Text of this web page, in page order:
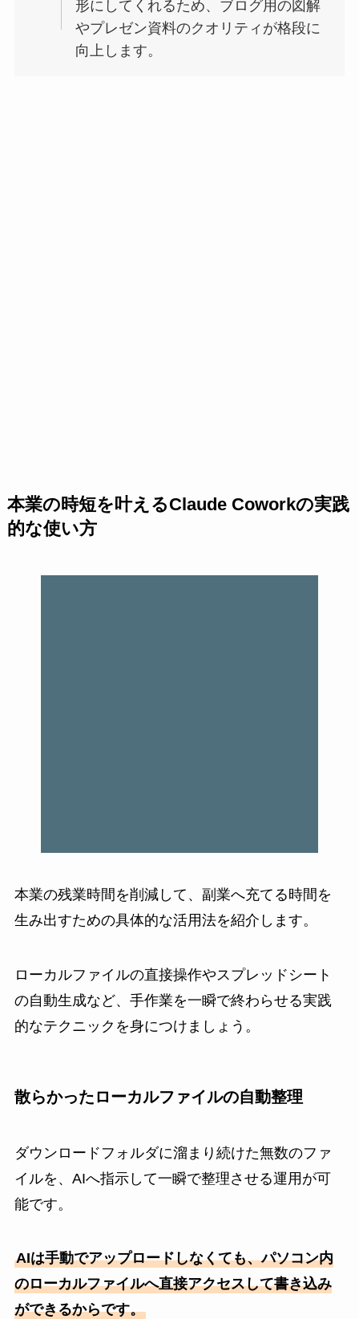
形にしてくれるため、ブログ用の図解
やプレゼン資料のクオリティが格段に
向上します。
本業の時短を叶えるClaude Coworkの実践
的な使い方
本業の残業時間を削減して、副業へ充てる時間を
生み出すための具体的な活用法を紹介します。
ローカルファイルの直接操作やスプレッドシート
の自動生成など、手作業を一瞬で終わらせる実践
的なテクニックを身につけましょう。
散らかったローカルファイルの自動整理
ダウンロードフォルダに溜まり続けた無数のファ
イルを、AIへ指示して一瞬で整理させる運用が可
能です。
AIは手動でアップロードしなくても、パソコン内
のローカルファイルへ直接アクセスして書き込み
ができるからです。